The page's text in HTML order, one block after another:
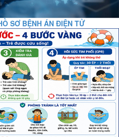
SƠ BỆNH ÁN ĐIỆN TỬ